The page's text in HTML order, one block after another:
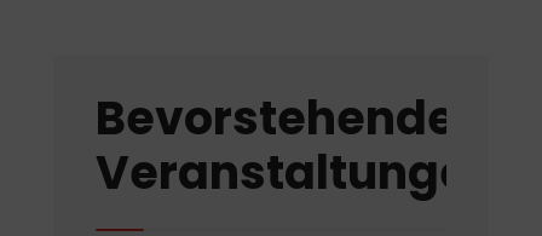
Bevorstehende
Veranstaltungen